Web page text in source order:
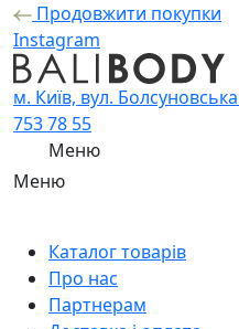
Продовжити покупки
Instagram
м. Київ, вул.
753 78 55
Меню
Меню
Каталог товарів
Про нас
Партнерам